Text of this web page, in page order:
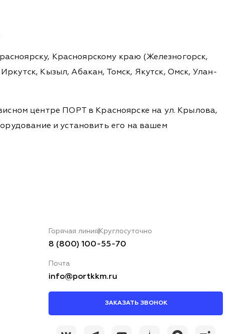
Красноярскому краю (Железногорск,
Кызыл, Абакан, Томск, Якутск, Омск, Улан-
центре ПОРТ в Красноярске на ул. Крылова,
и установить его на вашем
Горячая линия Круглосуточно
8 (800) 100-55-70
Почта
info@portkkm.ru
ЗАКАЗАТЬ ЗВОНОК